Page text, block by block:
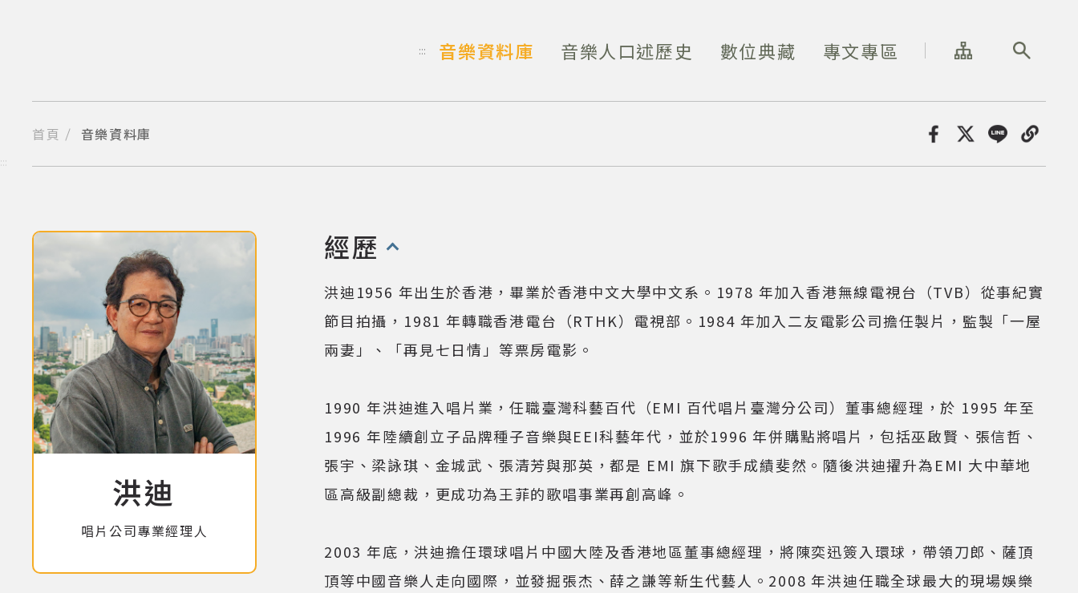
::: 音樂資料庫 音樂人口述歷史 數位典藏 專文專區
首頁 音樂資料庫分享到我的Facebook
分享到我的Twitter
:::
洪迪
唱片公司專業經理人
經歷
(點擊開啟/收合以下內容)
洪迪1956 年出生於香港，畢業於香港中文大學中文系。1978 年加入香港無線電視台（TVB）從事紀實
節目拍攝，1981 年轉職香港電台（RTHK）電視部。1984 年加入二友電影公司擔任製片，監製「一屋
兩妻」、「再見七日情」等票房電影。
1990 年洪迪進入唱片業，任職臺灣科藝百代（EMI 百代唱片臺灣分公司）董事總經理，於 1995 年至
1996 年陸續創立子品牌種子音樂與EEI科藝年代，並於1996 年併購點將唱片，包括巫啟賢、張信哲、
張宇、梁詠琪、金城武、張清芳與那英，都是 EMI 旗下歌手成績斐然。隨後洪迪擢升為EMI 大中華地
區高級副總裁，更成功為王菲的歌唱事業再創高峰。
2003 年底，洪迪擔任環球唱片中國大陸及香港地區董事總經理，將陳奕迅簽入環球，帶領刀郎、薩頂
頂等中國音樂人走向國際，並發掘張杰、薛之謙等新生代藝人。2008 年洪迪任職全球最大的現場娛樂